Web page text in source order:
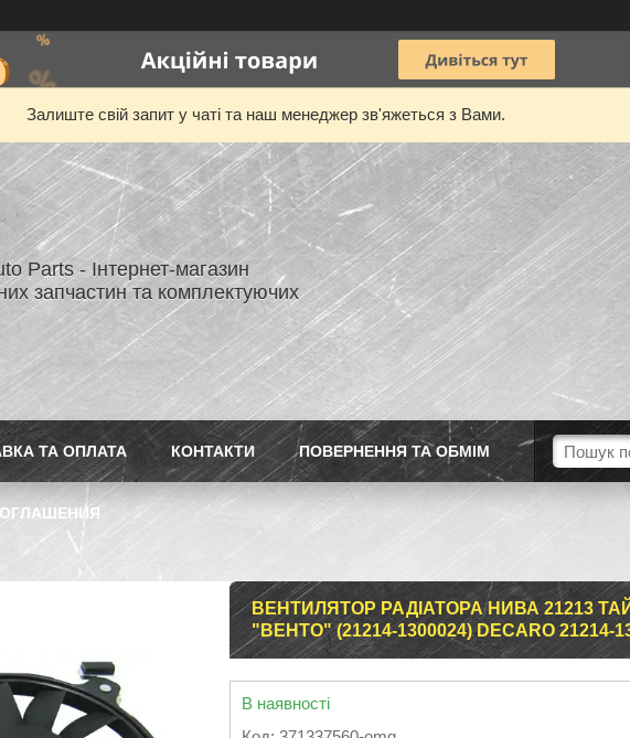
Залиште свій запит у чаті та наш менеджер зв'яжеться з Вами.
Parts - Інтернет-магазин
запчастин та комплектуючих
ТА ОПЛАТА КОНТАКТИ ПОВЕРНЕННЯ ТА ОБМІМ
ВЕНТИЛЯТОР РАДІАТОРА НИВА 21213
"ВЕНТО" (21214-1300024) DECARO 21214-
В наявності